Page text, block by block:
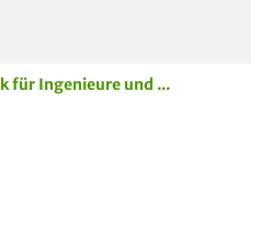
für Ingenieure und ...